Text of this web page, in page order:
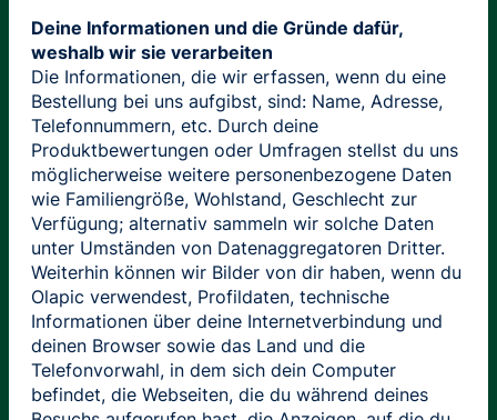
Deine Informationen und die Gründe dafür,
weshalb wir sie verarbeiten
Die Informationen, die wir erfassen, wenn du eine
Bestellung bei uns aufgibst, sind: Name, Adresse,
Telefonnummern, etc. Durch deine
Produktbewertungen oder Umfragen stellst du uns
möglicherweise weitere personenbezogene Daten
wie Familiengröße, Wohlstand, Geschlecht zur
Verfügung; alternativ sammeln wir solche Daten
unter Umständen von Datenaggregatoren Dritter.
Weiterhin können wir Bilder von dir haben, wenn du
Olapic verwendest, Profildaten, technische
Informationen über deine Internetverbindung und
deinen Browser sowie das Land und die
Telefonvorwahl, in dem sich dein Computer
befindet, die Webseiten, die du während deines